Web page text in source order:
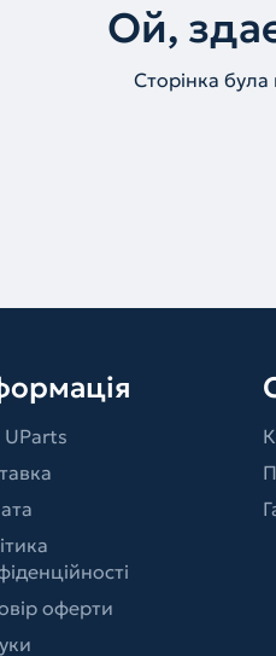
Ой,
Сторінка
оферти